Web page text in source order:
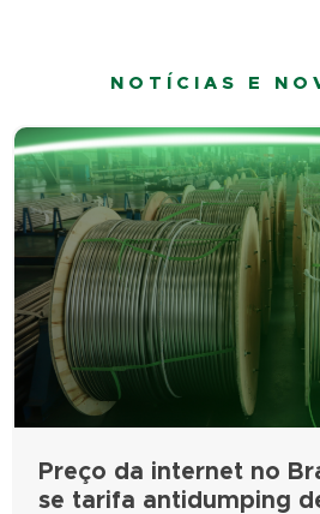
NOTÍCIAS E
Preço da internet no
se tarifa antidumping